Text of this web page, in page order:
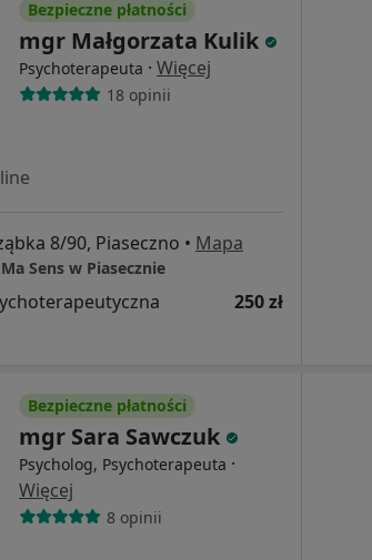
Bezpieczne płatności
mgr Małgorzata Kulik
Psychoterapeuta · Więcej
18 opinii
8/90, Piaseczno • Mapa
Sens w Piasecznie
250 zł
Bezpieczne płatności
mgr Sara Sawczuk
Psycholog, Psychoterapeuta ·
Więcej
8 opinii